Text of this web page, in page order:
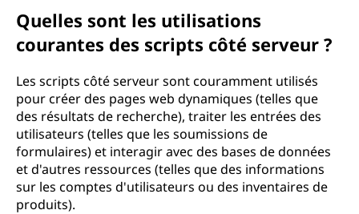
Quelles sont les utilisations
courantes des scripts côté serveur ?
Les scripts côté serveur sont couramment utilisés
pour créer des pages web dynamiques (telles que
des résultats de recherche), traiter les entrées des
utilisateurs (telles que les soumissions de
formulaires) et interagir avec des bases de données
et d'autres ressources (telles que des informations
sur les comptes d'utilisateurs ou des inventaires de
produits).